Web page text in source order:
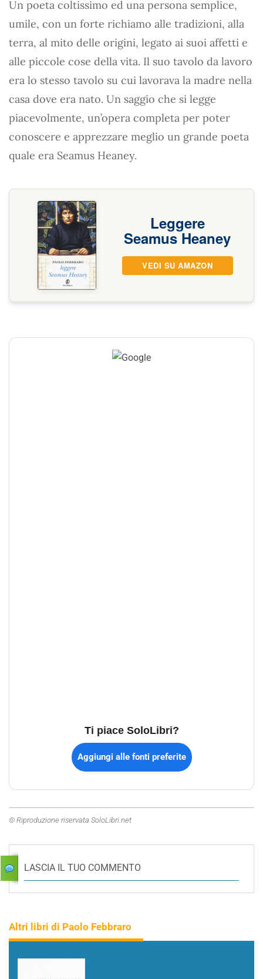
Un poeta coltissimo ed una persona semplice,
umile, con un forte richiamo alle tradizioni, alla
terra, al mito delle origini, legato ai suoi affetti e
alle piccole cose della vita. Il suo tavolo da lavoro
era lo stesso tavolo su cui lavorava la madre nella
casa dove era nato. Un saggio che si legge
piacevolmente, un’opera completa per poter
conoscere e apprezzare meglio un grande poeta
quale era Seamus Heaney.
Leggere
Seamus Heaney
VEDI SU AMAZON
Ti piace SoloLibri?
Aggiungi alle fonti preferite
© Riproduzione riservata SoloLibri.net
LASCIA IL TUO COMMENTO
Altri libri di Paolo Febbraro